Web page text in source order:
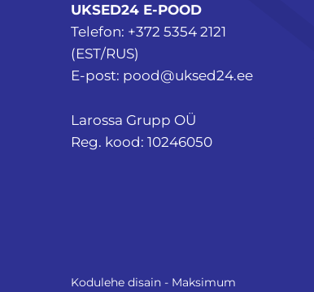
UKSED24 E-POOD
Telefon: +372 5354 2121
(EST/RUS)
E-post: pood@uksed24.ee
Larossa Grupp OÜ
Reg. kood: 10246050
Kodulehe disain - Maksimum